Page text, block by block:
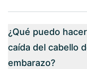
¿Qué puedo
caída del cabello
embarazo?